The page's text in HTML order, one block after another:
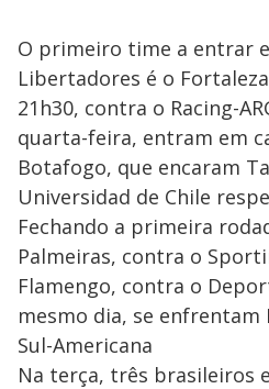
O primeiro time a entrar
Libertadores é o
21h30, contra o Racing-
quarta-feira, entram em
Botafogo, que encaram
Universidad de Chile
Fechando a primeira
Palmeiras, contra o
Flamengo, contra o
mesmo dia, se enfrentam
Sul-Americana
Na terça, três brasileiros